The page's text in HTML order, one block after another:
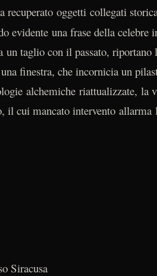
recuperato oggetti collegati
evidente una frase della
taglio con il passato,
finestra, che incornicia un
alchemiche riattualizzate, la
il cui mancato intervento allarma
Siracusa